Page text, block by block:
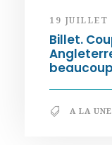
19 JUILLET
Billet.
A LA UNE